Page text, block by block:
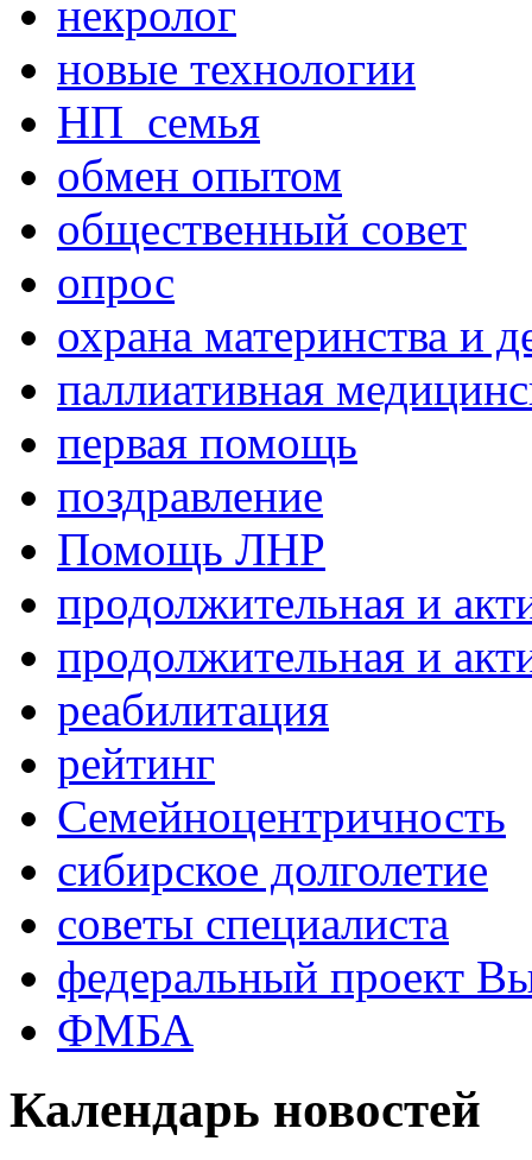
некролог
новые технологии
НП_семья
обмен опытом
общественный совет
опрос
охрана материнства и
паллиативная
первая помощь
поздравление
Помощь ЛНР
продолжительная и
продолжительная и
реабилитация
рейтинг
Семейноцентричность
сибирское долголетие
советы специалиста
федеральный проект
ФМБА
Календарь новостей